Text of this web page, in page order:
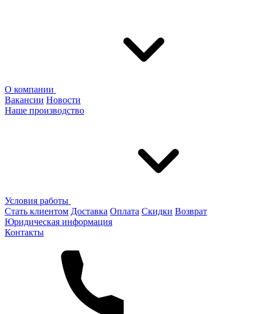
О компании
Вакансии Новости
Наше производство
Условия работы
Стать клиентом Доставка Оплата Скидки Возврат
Юридическая информация
Контакты